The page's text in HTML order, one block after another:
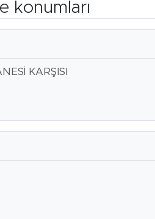
konumları
KARŞISI